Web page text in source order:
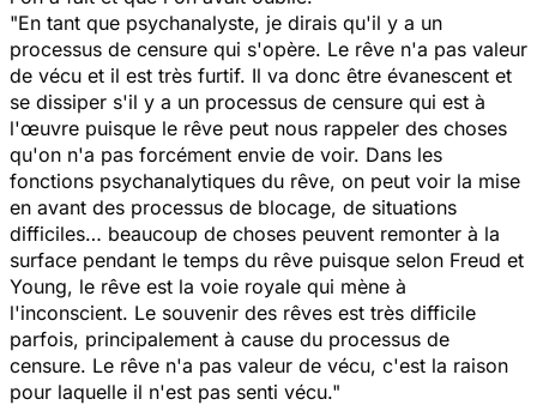
"En tant que psychanalyste, je dirais qu'il y a un
processus de censure qui s'opère. Le rêve n'a pas valeur
de vécu et il est très furtif. Il va donc être évanescent et
se dissiper s'il y a un processus de censure qui est à
l'œuvre puisque le rêve peut nous rappeler des choses
qu'on n'a pas forcément envie de voir. Dans les
fonctions psychanalytiques du rêve, on peut voir la mise
en avant des processus de blocage, de situations
difficiles… beaucoup de choses peuvent remonter à la
surface pendant le temps du rêve puisque selon Freud et
Young, le rêve est la voie royale qui mène à
l'inconscient. Le souvenir des rêves est très difficile
parfois, principalement à cause du processus de
censure. Le rêve n'a pas valeur de vécu, c'est la raison
pour laquelle il n'est pas senti vécu."